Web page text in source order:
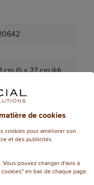
cm (l) x 27 cm (H)
de cookies
cookies pour améliorer son
et des publicités
pouvez changer d'avis à
en bas de chaque page